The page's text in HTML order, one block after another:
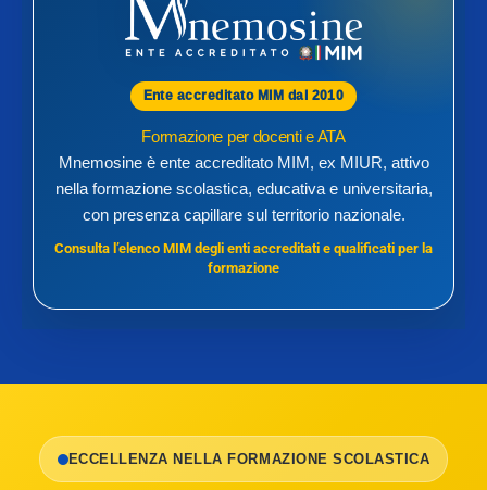
Ente accreditato MIM dal 2010
Formazione per docenti e ATA
Mnemosine è ente accreditato MIM, ex MIUR, attivo
nella formazione scolastica, educativa e universitaria,
con presenza capillare sul territorio nazionale.
Consulta l’elenco MIM degli enti accreditati e qualificati per la
formazione
ECCELLENZA NELLA FORMAZIONE SCOLASTICA